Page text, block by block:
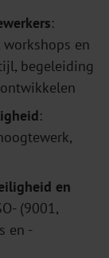
:
en
begeleiding
:
en
(9001,
en -